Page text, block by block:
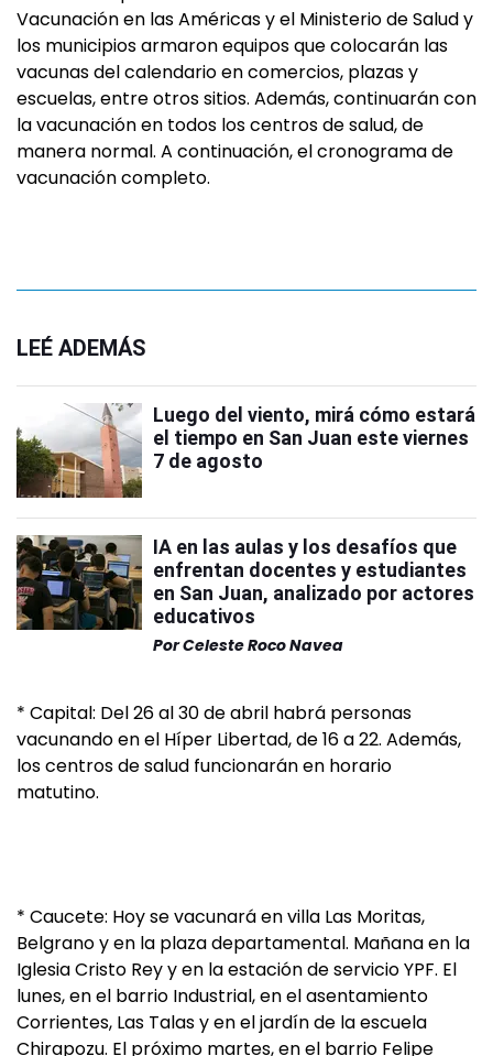
Vacunación en las Américas y el Ministerio de Salud y
los municipios armaron equipos que colocarán las
vacunas del calendario en comercios, plazas y
escuelas, entre otros sitios. Además, continuarán con
la vacunación en todos los centros de salud, de
manera normal. A continuación, el cronograma de
vacunación completo.
LEÉ ADEMÁS
Luego del viento, mirá cómo estará
el tiempo en San Juan este viernes
7 de agosto
IA en las aulas y los desafíos que
enfrentan docentes y estudiantes
en San Juan, analizado por actores
educativos
PorCeleste Roco Navea
* Capital: Del 26 al 30 de abril habrá personas
vacunando en el Híper Libertad, de 16 a 22. Además,
los centros de salud funcionarán en horario
matutino.
* Caucete: Hoy se vacunará en villa Las Moritas,
Belgrano y en la plaza departamental. Mañana en la
Iglesia Cristo Rey y en la estación de servicio YPF. El
lunes, en el barrio Industrial, en el asentamiento
Corrientes, Las Talas y en el jardín de la escuela
Chirapozu. El próximo martes, en el barrio Felipe